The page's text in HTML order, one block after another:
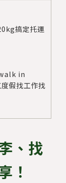
搞定托運
in
假找工作找
、找
！